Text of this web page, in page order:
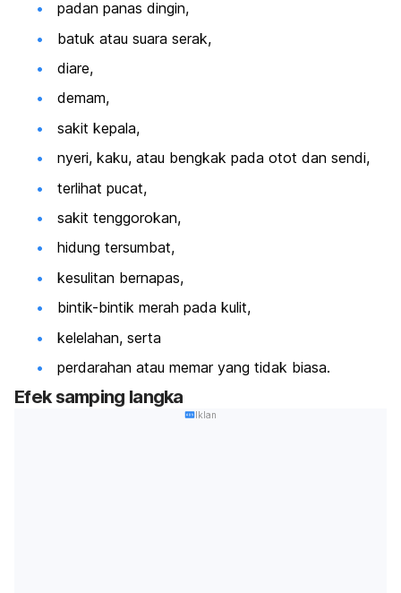
padan panas dingin,
batuk atau suara serak,
diare,
demam,
sakit kepala,
nyeri, kaku, atau bengkak pada otot dan sendi,
terlihat pucat,
sakit tenggorokan,
hidung tersumbat,
kesulitan bernapas,
bintik-bintik merah pada kulit,
kelelahan, serta
perdarahan atau memar yang tidak biasa.
Efek samping langka
Iklan